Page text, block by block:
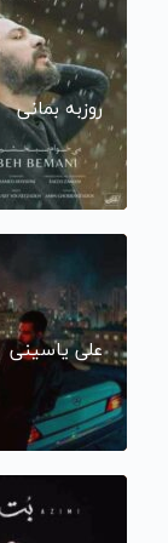
روزبه بمانی
علی یاسینی